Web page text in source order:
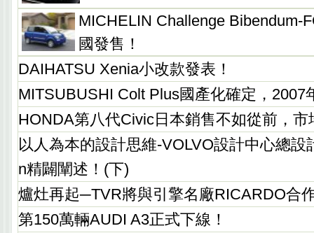
MICHELIN Challenge Bibendum-
國發售！
DAIHATSU Xenia小改款發表！
MITSUBUSHI Colt Plus國產化確定，2007
HONDA第八代Civic日本銷售不如從前，市
以人為本的設計思維-VOLVO設計中心總設
n精闢闡述！(下)
爐灶再起─TVR將與引擎名廠RICARDO合
第150萬輛AUDI A3正式下線！